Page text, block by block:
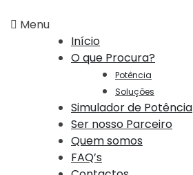
Menu
Início
O que Procura?
Potência
Soluções
Simulador de Potência
Ser nosso Parceiro
Quem somos
FAQ’s